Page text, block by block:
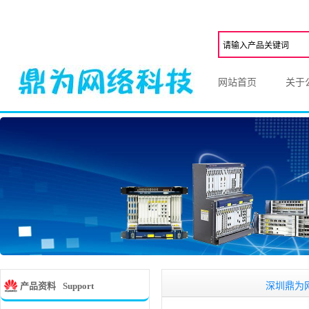
网站首页 关于
产品资料 Support 深圳鼎为网络科,